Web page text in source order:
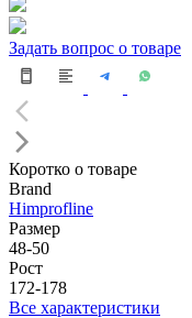
Задать вопрос о товаре
Коротко о товаре
Brand
Himprofline
Размер
48-50
Рост
172-178
Все характеристики